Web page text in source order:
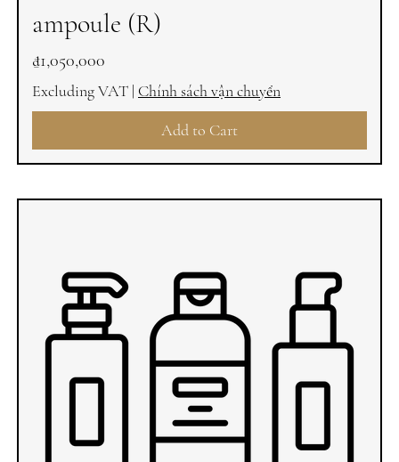
ampoule (R)
Price
₫1,050,000
Excluding VAT | Chính sách vận chuyển
Add to Cart